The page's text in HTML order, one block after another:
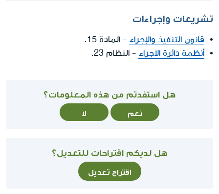
تشريعات وإجراءات
قانون التنفيذ والإجراء - المادة 15.
أنظمة دائرة الاجراء - النظام 23.
هل استفدتم من هذه المعلومات؟
نعم لا
هل لديكم اقتراحات للتعديل؟
اقتراح تعديل